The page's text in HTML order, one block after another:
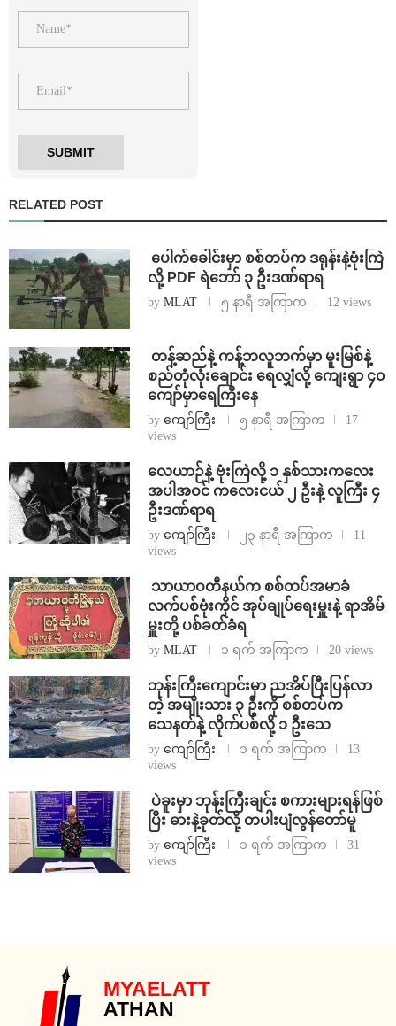
RELATED POST
⁩ ⁨ပေါက်ခေါင်းမှာ စစ်တပ်က ဒရုန်းနဲ့ဗုံးကြဲ
လို့ PDF ရဲဘော် ၃ ဦးဒဏ်ရာရ
by MLAT ၅ နာရီ အကြာက 12 views
⁩ ⁨တန့်ဆည်နဲ့ ကန့်ဘလူဘက်မှာ မူးမြစ်နဲ့
စည်တုံလုံးချောင်း ရေလျှံလို့ ကျေးရွာ ၄၀
ကျော်မှာရေကြီးနေ
by ကျော်ကြီး ၅ နာရီ အကြာက
17
views
⁨လေယာဉ်နဲ့ ဗုံးကြဲလို့ ၁ နှစ်သားကလေး
အပါအဝင် ကလေးငယ် ၂ ဦးနဲ့ လူကြီး ၄
ဦးဒဏ်ရာရ
by ကျော်ကြီး ၂၃ နာရီ အကြာက
11
views
⁩ ⁨သာယာဝတီနယ်က စစ်တပ်အမာခံ
လက်ပစ်ဗုံးကိုင် အုပ်ချုပ်ရေးမှူးနဲ့ ရာအိမ်
မှူးတို့ ပစ်ခတ်ခံရ
by MLAT ၁ ရက် အကြာက 20 views
ဘုန်းကြီးကျောင်းမှာ ညအိပ်ပြီးပြန်လာ
တဲ့ အမျိုးသား ၃ ဦးကို စစ်တပ်က
သေနတ်နဲ့ လိုက်ပစ်လို့ ၁ ဦးသေ
by ကျော်ကြီး ၁ ရက် အကြာက
13
views
⁩ ⁨ပဲခူးမှာ ဘုန်းကြီးချင်း စကားများရန်ဖြစ်
ပြီး ဓားနဲ့ခုတ်လို့ တပါးပျံလွန်တော်မူ
by ကျော်ကြီး ၁ ရက် အကြာက
31
views
MYAELATT
ATHAN